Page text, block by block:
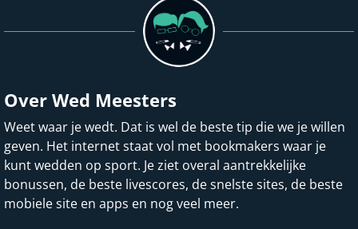
Over Wed Meesters
Weet waar je wedt. Dat is wel de beste tip die we je willen
geven. Het internet staat vol met bookmakers waar je
kunt wedden op sport. Je ziet overal aantrekkelijke
bonussen, de beste livescores, de snelste sites, de beste
mobiele site en apps en nog veel meer.